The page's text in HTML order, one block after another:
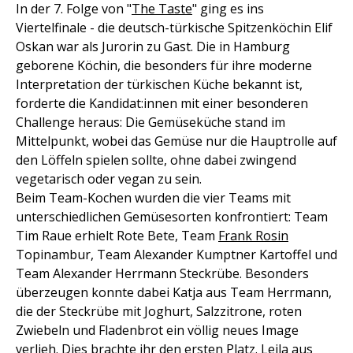
In der 7. Folge von "The Taste" ging es ins
Viertelfinale - die deutsch-türkische Spitzenköchin Elif
Oskan war als Jurorin zu Gast. Die in Hamburg
geborene Köchin, die besonders für ihre moderne
Interpretation der türkischen Küche bekannt ist,
forderte die Kandidat:innen mit einer besonderen
Challenge heraus: Die Gemüseküche stand im
Mittelpunkt, wobei das Gemüse nur die Hauptrolle auf
den Löffeln spielen sollte, ohne dabei zwingend
vegetarisch oder vegan zu sein.
Beim Team-Kochen wurden die vier Teams mit
unterschiedlichen Gemüsesorten konfrontiert: Team
Tim Raue erhielt Rote Bete, Team Frank Rosin
Topinambur, Team Alexander Kumptner Kartoffel und
Team Alexander Herrmann Steckrübe. Besonders
überzeugen konnte dabei Katja aus Team Herrmann,
die der Steckrübe mit Joghurt, Salzzitrone, roten
Zwiebeln und Fladenbrot ein völlig neues Image
verlieh. Dies brachte ihr den ersten Platz. Lejla aus